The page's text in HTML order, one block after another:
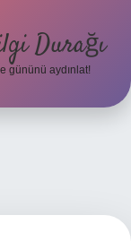
Durağı
gününü aydınlat!